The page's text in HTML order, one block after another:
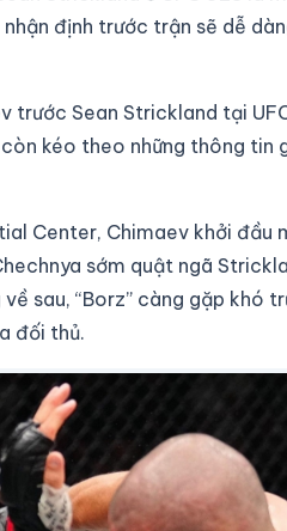
định trước trận sẽ dễ
trước Sean Strickland tại
kéo theo những thông tin
Center, Chimaev khởi đầu
sớm quật ngã
sau, “Borz” càng gặp khó
đối thủ.